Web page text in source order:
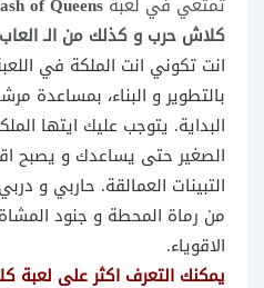
كلاش حرب و كذلك من الـ العاب
انت تكوني انت الملكة في
بالتطوير و البناء، بمساعدة
البداية. يتوجب عليك ايتها
الصغير حتى يساعدك و يصبح
التبينات العمالقة. حاربي و
من رماة المحطة و جنود
الاقوياء.
يمكنك التعرف اكثر على لعبة